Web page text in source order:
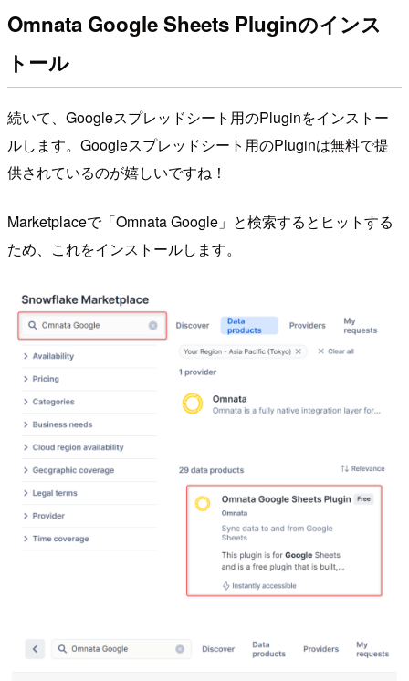
Omnata Google Sheets Pluginのインス
トール
続いて、Googleスプレッドシート用のPluginをインストー
ルします。Googleスプレッドシート用のPluginは無料で提
供されているのが嬉しいですね！
Marketplaceで「Omnata Google」と検索するとヒットする
ため、これをインストールします。